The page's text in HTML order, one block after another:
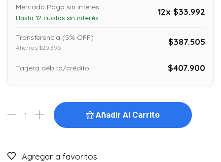
Mercado Pago sin interés
Hasta 12 cuotas sin interés
12x $33.992
Transferencia (5% OFF)
Ahorras $20.395
$387.505
Tarjeta débito/crédito $407.900
Añadir Al Carrito
Agregar a favoritos